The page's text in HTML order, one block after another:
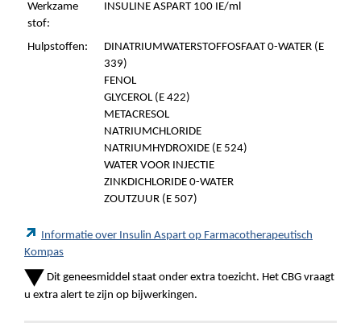
Werkzame
stof:
INSULINE ASPART 100 IE/ml
Hulpstoffen:
DINATRIUMWATERSTOFFOSFAAT 0-WATER (E
339)
FENOL
GLYCEROL (E 422)
METACRESOL
NATRIUMCHLORIDE
NATRIUMHYDROXIDE (E 524)
WATER VOOR INJECTIE
ZINKDICHLORIDE 0-WATER
ZOUTZUUR (E 507)
Informatie over Insulin Aspart op Farmacotherapeutisch
Kompas
Dit geneesmiddel staat onder extra toezicht. Het CBG vraagt
u extra alert te zijn op bijwerkingen.